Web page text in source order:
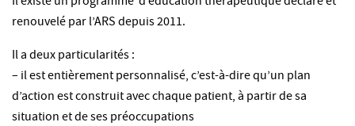
renouvelé par l’ARS depuis 2011.
Il a deux particularités :
– il est entièrement personnalisé, c’est-à-dire qu’un plan
d’action est construit avec chaque patient, à partir de sa
situation et de ses préoccupations